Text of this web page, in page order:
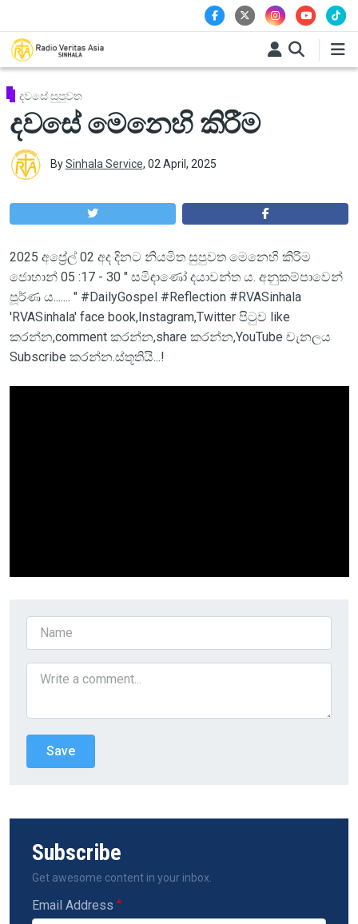
දවසේ සුපුවත
දවසේ මෙනෙහි කිරීම
BySinhala Service, 02 April, 2025
2025 අප්‍රේල් 02 අද දිනට නියමිත සුපුවත මෙනෙහි කිරිම
ජොහාන් 05 :17 - 30 " සමිඳාණෝ දයාවන්ත ය. අනුකම්පාවෙන්
පූර්ණ ය....... " #DailyGospel #Reflection #RVASinhala
'RVASinhala' face book,Instagram,Twitter පිටුව like
කරන්න,comment කරන්න,share කරන්න,YouTube චැනලය
Subscribe කරන්න.ස්තූතියි...!
Subscribe
Get awesome content in your inbox.
Email Address